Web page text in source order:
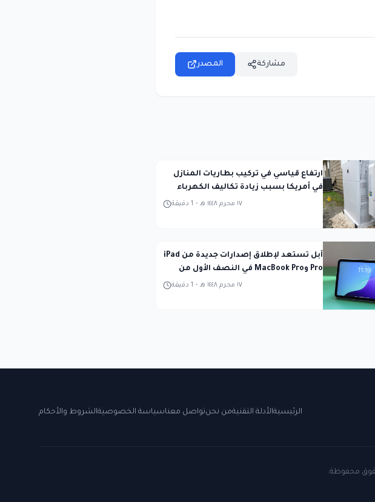
المصدر مشاركة
ارتفاع قياسي في تركيب بطاريات المنازل
في أمريكا بسبب زيادة تكاليف الكهرباء
1 دقيقة - ١٧ محرم ١٤٤٨ هـ
آبل تستعد لإطلاق إصدارات جديدة من iPad
Pro وMacBook Pro في النصف الأول من
1 دقيقة - ١٧ محرم ١٤٤٨ هـ
الرئيسيةالأدلة التقنيةمن نحنتواصل معناسياسة الخصوصيةالشروط والأحكام
محفوظة.